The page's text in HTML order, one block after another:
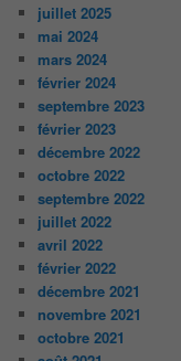
juillet 2025
mai 2024
mars 2024
février 2024
septembre 2023
février 2023
décembre 2022
octobre 2022
septembre 2022
juillet 2022
avril 2022
février 2022
décembre 2021
novembre 2021
octobre 2021